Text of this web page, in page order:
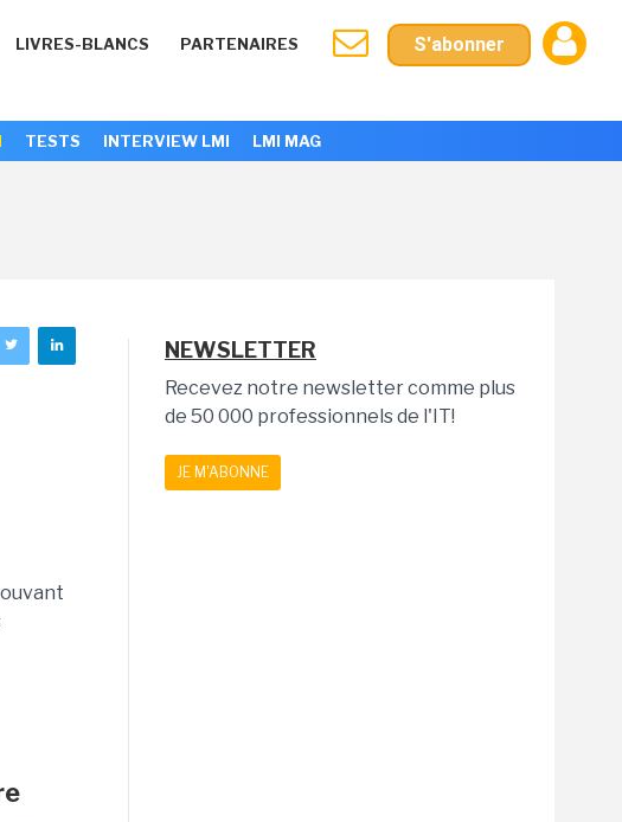
LIVRES-BLANCS PARTENAIRES S'abonner
TESTS INTERVIEW LMI LMI MAG
NEWSLETTER
Recevez notre newsletter comme plus
de 50 000 professionnels de l'IT!
JE M'ABONNE